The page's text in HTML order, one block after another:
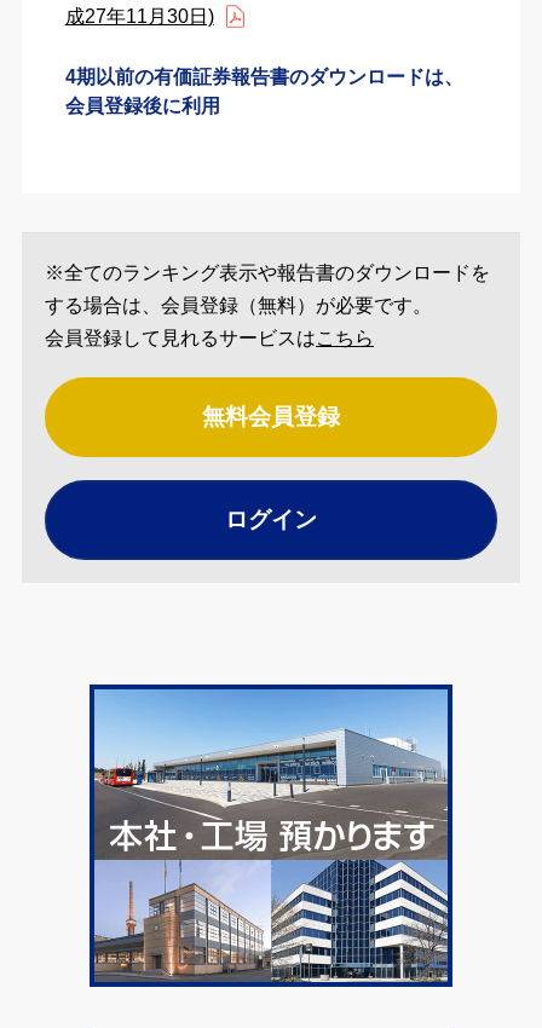
成27年11月30日)
4期以前の有価証券報告書のダウンロードは、
会員登録後に利用
※全てのランキング表示や報告書のダウンロードを
する場合は、会員登録（無料）が必要です。
会員登録して見れるサービスはこちら
無料会員登録
ログイン